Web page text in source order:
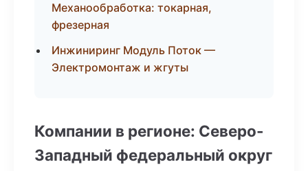
Механообработка: токарная,
фрезерная
Инжиниринг Модуль Поток —
Электромонтаж и жгуты
Компании в регионе: Северо-
Западный федеральный округ